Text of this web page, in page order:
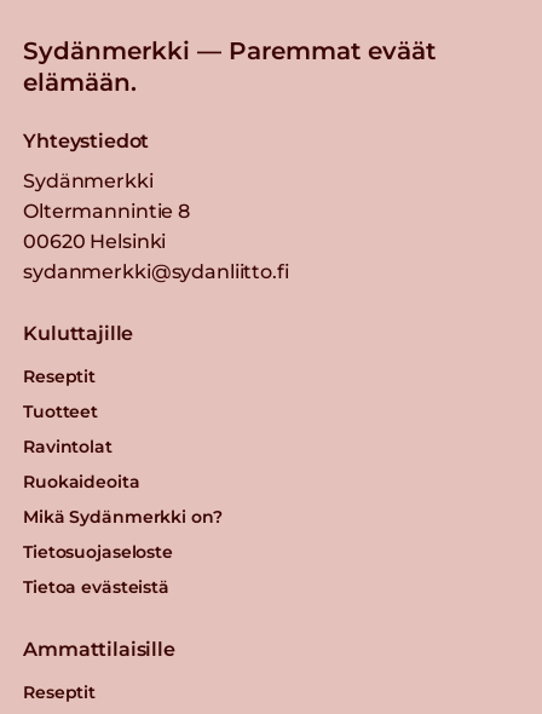
Sydänmerkki — Paremmat eväät
elämään.
Yhteystiedot
Sydänmerkki
Oltermannintie 8
00620 Helsinki
sydanmerkki@sydanliitto.fi
Kuluttajille
Reseptit
Tuotteet
Ravintolat
Ruokaideoita
Mikä Sydänmerkki on?
Tietosuojaseloste
Tietoa evästeistä
Ammattilaisille
Reseptit